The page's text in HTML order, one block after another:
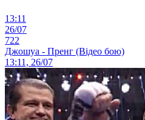
13:11
26/07
722
Джошуа - Пренг (Відео бою)
13:11, 26/07